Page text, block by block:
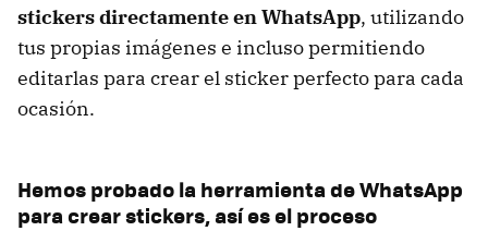
stickers directamente en WhatsApp, utilizando
tus propias imágenes e incluso permitiendo
editarlas para crear el sticker perfecto para cada
ocasión.
Hemos probado la herramienta de WhatsApp
para crear stickers, así es el proceso